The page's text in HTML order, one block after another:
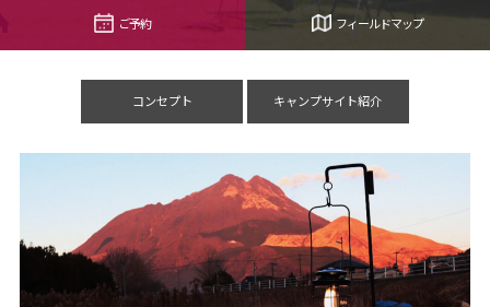
ご予約 フィールドマップ
コンセプト キャンプサイト紹介